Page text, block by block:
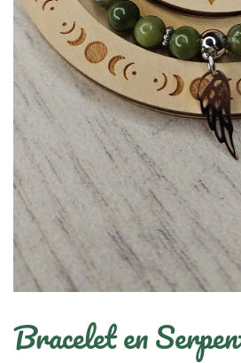
Bracelet en